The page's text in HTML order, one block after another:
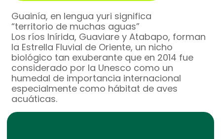
Guainía, en lengua yuri significa
“territorio de muchas aguas”
Los ríos Inírida, Guaviare y Atabapo, forman
la Estrella Fluvial de Oriente, un nicho
biológico tan exuberante que en 2014 fue
considerado por la Unesco como un
humedal de importancia internacional
especialmente como hábitat de aves
acuáticas.